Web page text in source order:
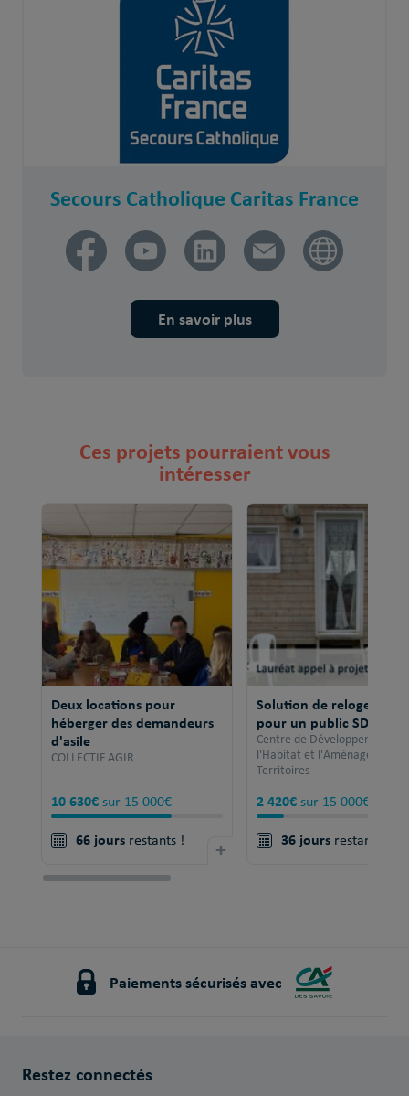
Secours Catholique Caritas France
En savoir plus
Ces projets pourraient vous
intéresser
Deux locations pour
héberger des demandeurs
d'asile
COLLECTIF AGIR
10 630€ sur 15 000€
66 jours restants ! +
Solution de relogement
pour un public SDF
Centre de Développement
l'Habitat et l'Aménagement
Territoires
2 420€ sur 15 000€
36 jours restants !
Paiements sécurisés avec
Restez connectés